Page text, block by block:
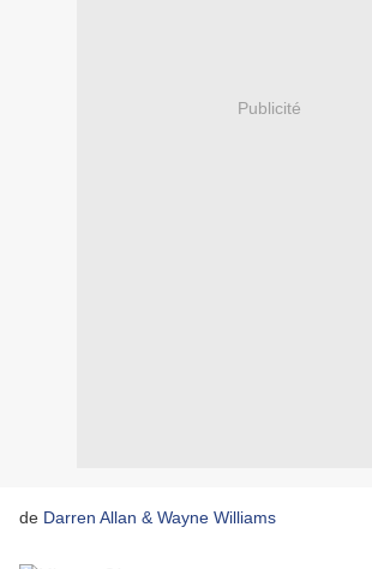
Publicité
de Darren Allan & Wayne Williams